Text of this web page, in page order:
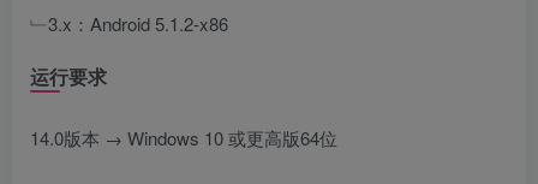
﹂3.x：Android 5.1.2-x86
运行要求
14.0版本 → Windows 10 或更高版64位